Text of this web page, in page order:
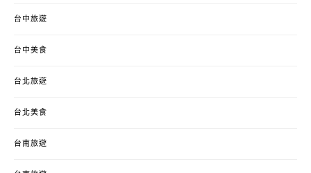
台中旅遊
台中美食
台北旅遊
台北美食
台南旅遊